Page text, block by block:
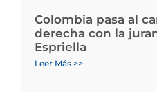
Colombia pasa al
derecha con la
Espriella
Leer Más >>